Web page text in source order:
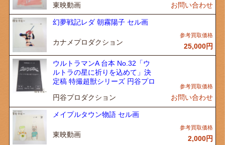
東映動画 お問い合わせ
幻夢戦記レダ 朝霧陽子 セル画
カナメプロダクション 25,000円
ウルトラマンA 台本 No.32「ウ
ルトラの星に祈りを込めて」決
定稿 特撮超獣シリーズ 円谷プロ
円谷プロダクション お問い合わせ
メイプルタウン物語 セル画
東映動画 2,000円